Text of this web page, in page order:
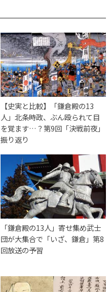
【史実と比較】「鎌倉殿の13
人」北条時政、ぶん殴られて目
を覚ます…？第9回「決戦前夜」
振り返り
「鎌倉殿の13人」寄せ集め武士
団が大集合で「いざ、鎌倉」第8
回放送の予習